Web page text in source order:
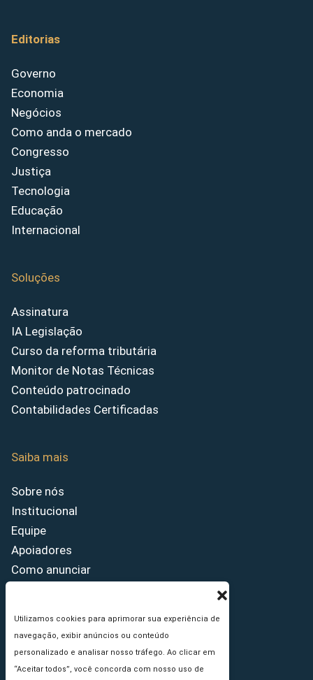
Utilizamos cookies para aprimorar sua experiência de
navegação, exibir anúncios ou conteúdo
personalizado e analisar nosso tráfego. Ao clicar em
“Aceitar todos”, você concorda com nosso uso de
Editorias
Governo
Economia
Negócios
Como anda o mercado
Congresso
Justiça
Tecnologia
Educação
Internacional
Soluções
Assinatura
IA Legislação
Curso da reforma tributária
Monitor de Notas Técnicas
Conteúdo patrocinado
Contabilidades Certificadas
Saiba mais
Sobre nós
Institucional
Equipe
Apoiadores
Como anunciar
Princípios Editoriais